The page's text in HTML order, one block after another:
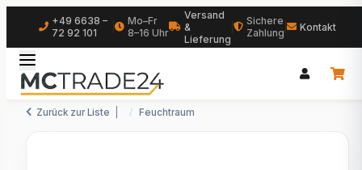
+49 6638 –
72 92 101
Mo–Fr
8–16 Uhr
Versand
&
Lieferung
Sichere
Zahlung
Kontakt
Zurück zur Liste Feuchtraum